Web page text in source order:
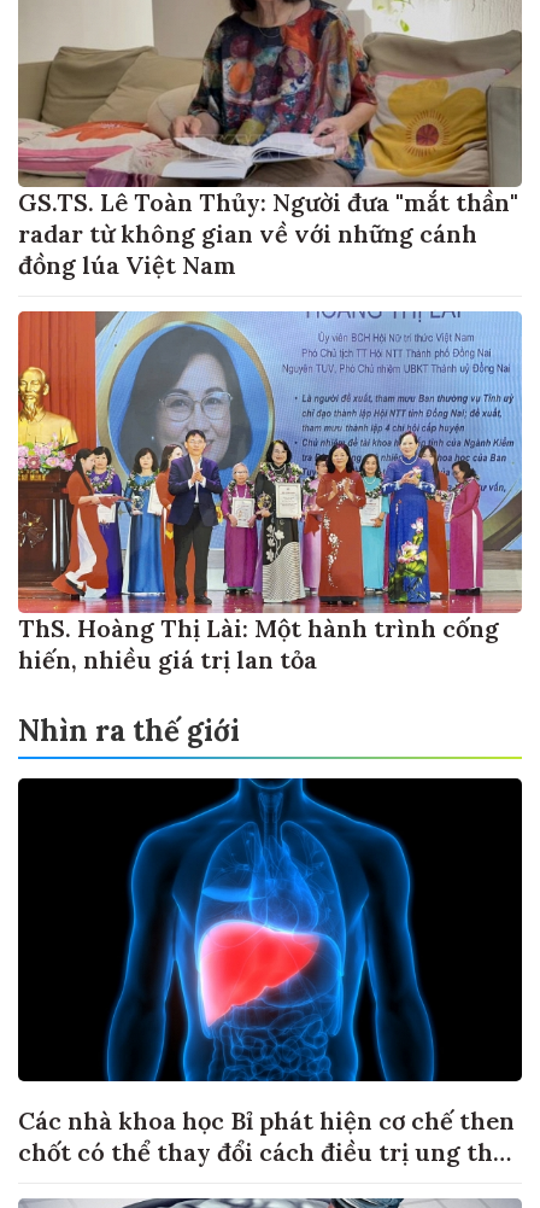
GS.TS. Lê Toàn Thủy: Người đưa "mắt thần"
radar từ không gian về với những cánh
đồng lúa Việt Nam
ThS. Hoàng Thị Lài: Một hành trình cống
hiến, nhiều giá trị lan tỏa
Nhìn ra thế giới
Các nhà khoa học Bỉ phát hiện cơ chế then
chốt có thể thay đổi cách điều trị ung thư